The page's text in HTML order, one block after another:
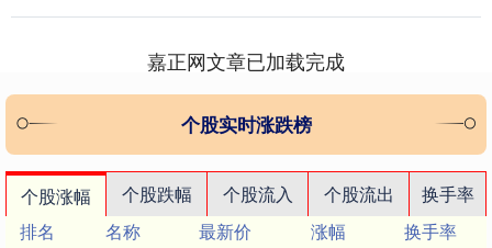
饼。 在广....
嘉正网文章已加载完成
个股实时涨跌榜
个股涨幅 个股跌幅 个股流入 个股流出
换手率
排名
名称 最新价 涨幅
换手率